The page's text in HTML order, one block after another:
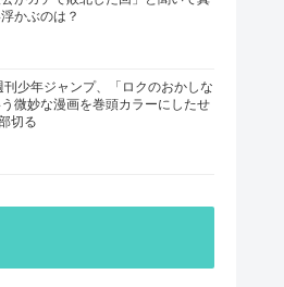
かぶのは？
刊少年ジャンプ、「ロクのおかしな
微妙な漫画を巻頭カラーにしたせ
切る